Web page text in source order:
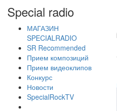
Special radio
МАГАЗИН
SPECIALRADIO
SR Recommended
Прием композиций
Прием видеоклипов
Конкурс
Новости
SpecialRockTV